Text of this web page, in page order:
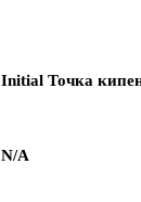
Initial Точка
N/A